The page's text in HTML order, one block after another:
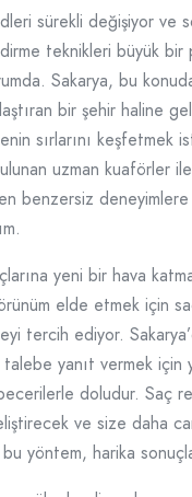
sürekli değişiyor ve
teknikleri büyük bir
Sakarya, bu
bir şehir haline
sırlarını keşfetmek
uzman kuaförler ile
benzersiz deneyimlere
yeni bir hava
elde etmek için
tercih ediyor.
yanıt vermek için
doludur. Saç
ve size daha
yöntem, harika